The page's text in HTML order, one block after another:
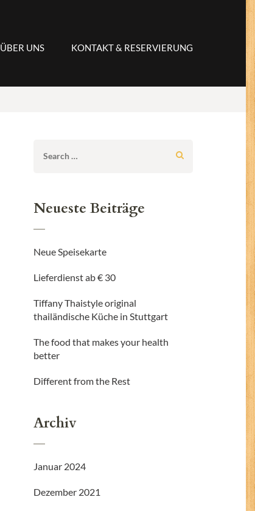
ÜBER UNS KONTAKT & RESERVIERUNG
Search
Neueste Beiträge
Neue Speisekarte
Lieferdienst ab € 30
Tiffany Thaistyle original
thailändische Küche in Stuttgart
The food that makes your health
better
Different from the Rest
Archiv
Januar 2024
Dezember 2021